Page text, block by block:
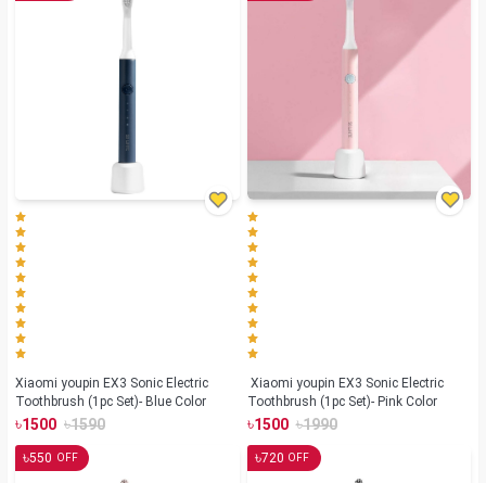
Xiaomi youpin EX3 Sonic Electric
Toothbrush (1pc Set)- Blue Color
৳1500 ৳1590
Toothbrush (1pc Set)- Pink Color
৳1500 ৳1990
৳550 OFF ৳720 OFF